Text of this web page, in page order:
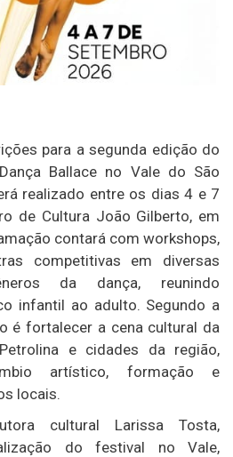
para a segunda edição do
Ballace no Vale do São
realizado entre os dias 4 e 7
de Cultura João Gilberto, em
contará com workshops,
competitivas em diversas
da dança, reunindo
infantil ao adulto. Segundo a
é fortalecer a cena cultural da
Petrolina e cidades da região,
artístico, formação e
locais.
cultural Larissa Tosta,
do festival no Vale,